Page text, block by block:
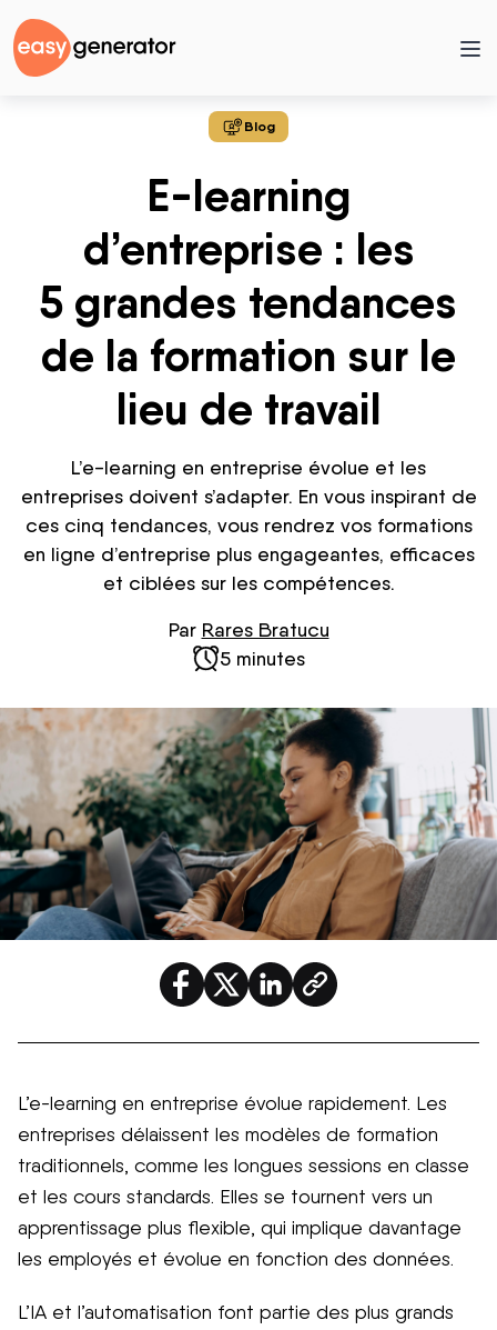
Blog
E-learning
d’entreprise : les
5 grandes tendances
de la formation sur le
lieu de travail
L’e-learning en entreprise évolue et les
entreprises doivent s’adapter. En vous inspirant de
ces cinq tendances, vous rendrez vos formations
en ligne d’entreprise plus engageantes, efficaces
et ciblées sur les compétences.
Par Rares Bratucu
5 minutes
L’e-learning en entreprise évolue rapidement. Les
entreprises délaissent les modèles de formation
traditionnels, comme les longues sessions en classe
et les cours standards. Elles se tournent vers un
apprentissage plus flexible, qui implique davantage
les employés et évolue en fonction des données.
L’IA et l’automatisation font partie des plus grands